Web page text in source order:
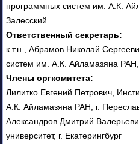
программных систем им. А.К.
Залесский
Ответственный секретарь:
к.т.н., Абрамов Николай
систем им. А.К. Айламазяна РАН,
Члены оргкомитета:
Лилитко Евгений Петрович,
А.К. Айламазяна РАН, г.
Александров Дмитрий
университет, г. Екатерингбург